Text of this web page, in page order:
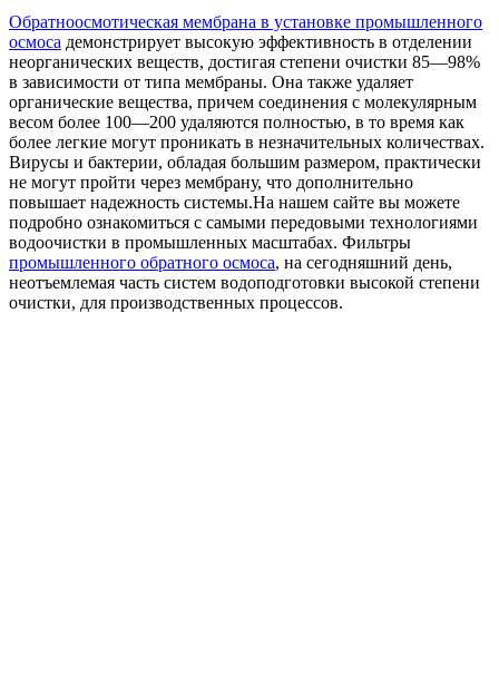
Обратноосмотическая мембрана в установке промышленного
осмоса демонстрирует высокую эффективность в отделении
неорганических веществ, достигая степени очистки 85—98%
в зависимости от типа мембраны. Она также удаляет
органические вещества, причем соединения с молекулярным
весом более 100—200 удаляются полностью, в то время как
более легкие могут проникать в незначительных количествах.
Вирусы и бактерии, обладая большим размером, практически
не могут пройти через мембрану, что дополнительно
повышает надежность системы.На нашем сайте вы можете
подробно ознакомиться с самыми передовыми технологиями
водоочистки в промышленных масштабах. Фильтры
промышленного обратного осмоса, на сегодняшний день,
неотъемлемая часть систем водоподготовки высокой степени
очистки, для производственных процессов.